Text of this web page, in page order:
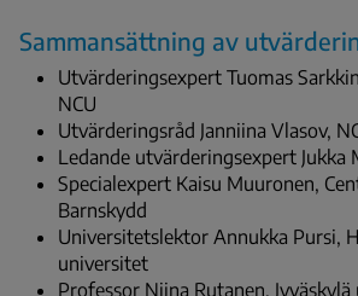
Sammansättning av
Utvärderingsexpert Tuomas
NCU
Utvärderingsråd Janniina Vlasov,
Ledande utvärderingsexpert Jukka
Specialexpert Kaisu Muuronen,
Barnskydd
Universitetslektor Annukka Pursi,
universitet
Professor Niina Rutanen,